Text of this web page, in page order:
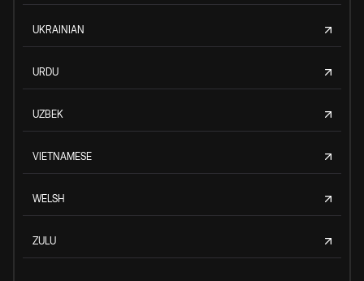
UKRAINIAN
URDU
UZBEK
VIETNAMESE
WELSH
ZULU